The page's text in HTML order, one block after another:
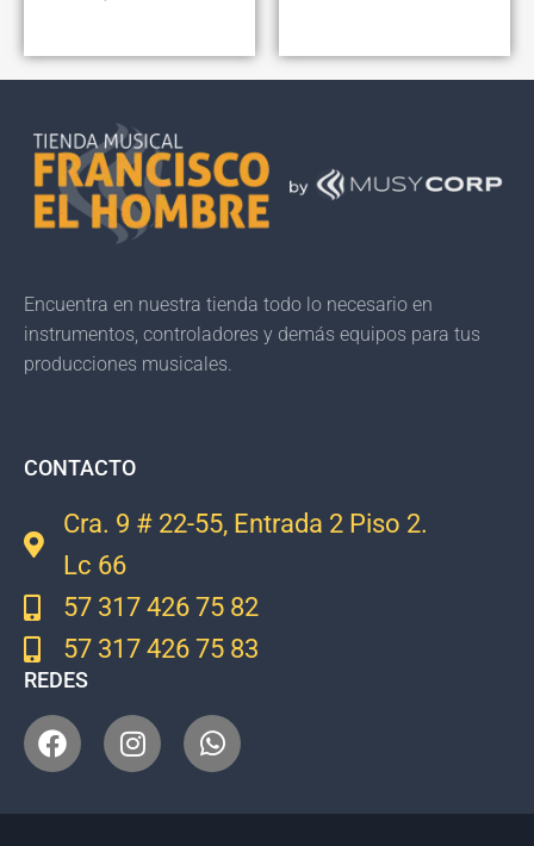
Encuentra en nuestra tienda todo lo necesario en
instrumentos, controladores y demás equipos para tus
producciones musicales.
CONTACTO
Cra. 9 # 22-55, Entrada 2 Piso 2.
Lc 66
57 317 426 75 82
57 317 426 75 83
REDES